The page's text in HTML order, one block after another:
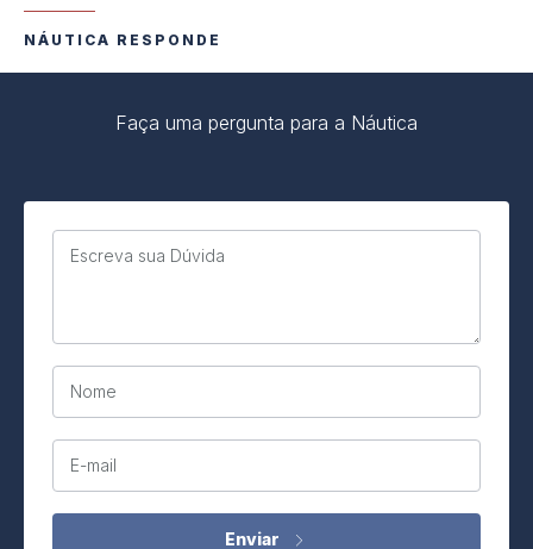
NÁUTICA RESPONDE
Faça uma pergunta para a Náutica
Escreva sua Dúvida
Nome
E-mail